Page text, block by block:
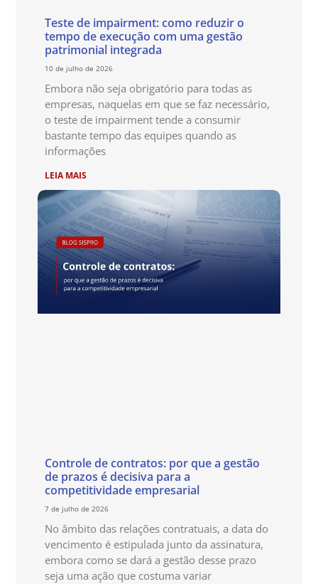
Teste de impairment: como reduzir o
tempo de execução com uma gestão
patrimonial integrada
10 de julho de 2026
Embora não seja obrigatório para todas as
empresas, naquelas em que se faz necessário,
o teste de impairment tende a consumir
bastante tempo das equipes quando as
informações
LEIA MAIS
Controle de contratos: por que a gestão
de prazos é decisiva para a
competitividade empresarial
7 de julho de 2026
No âmbito das relações contratuais, a data do
vencimento é estipulada junto da assinatura,
embora como se dará a gestão desse prazo
seja uma ação que costuma variar